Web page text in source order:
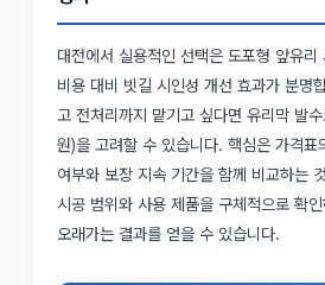
대전에서 실용적인 선택은 도포형 앞유
비용 대비 빗길 시인성 개선 효과가 분명
고 전처리까지 맡기고 싶다면 유리막 발
원)을 고려할 수 있습니다. 핵심은 가격표
여부와 보장 지속 기간을 함께 비교하는
시공 범위와 사용 제품을 구체적으로 확
오래가는 결과를 얻을 수 있습니다.